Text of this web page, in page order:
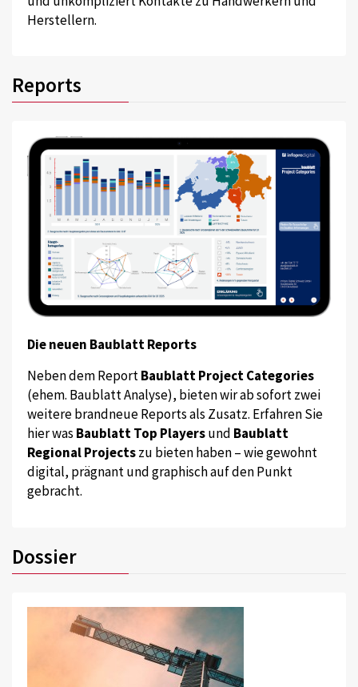
Herstellern.
Reports
Die neuen Baublatt Reports
Neben dem ReportBaublatt Project Categories
(ehem. Baublatt Analyse), bieten wir ab sofort zwei
weitere brandneue Reports als Zusatz. Erfahren Sie
hier was Baublatt Top Playersund Baublatt
Regional Projectszu bieten haben – wie gewohnt
digital, prägnant und graphisch auf den Punkt
gebracht.
Dossier